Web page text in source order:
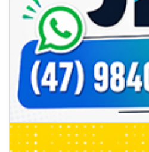
07/08/2026 | 07:00
Prefeitura de Itapema segue com
produtores culturais
ITAPEMA